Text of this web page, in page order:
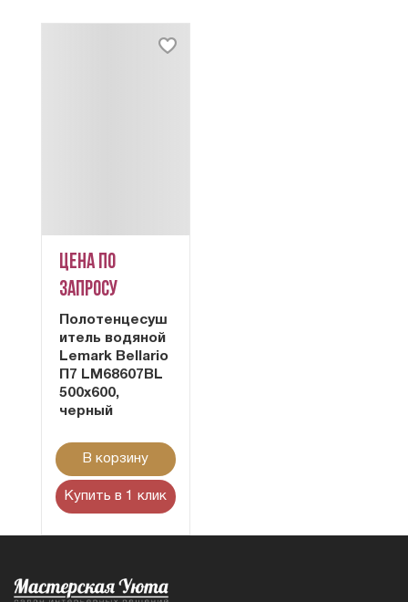
Цена по
запросу
Полотенцесуш
итель водяной
Lemark Bellario
П7 LM68607BL
500x600,
черный
В корзину
Купить в 1 клик